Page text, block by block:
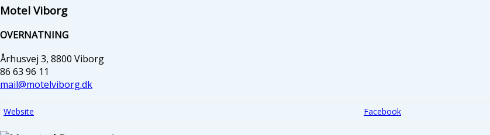
Motel Viborg
OVERNATNING
Århusvej 3, 8800 Viborg
86 63 96 11
mail@motelviborg.dk
Website Facebook